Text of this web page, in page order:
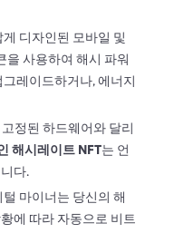
게 디자인된 모바일 및
을 사용하여 해시 파워
레이드하거나, 에너지
고정된 하드웨어와 달리
해시레이트 NFT는 언
다.
마이너는 당신의 해
에 따라 자동으로 비트